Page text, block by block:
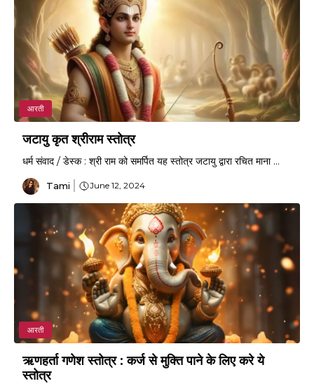
आरती
जटायु कृत श्रीराम स्तोत्र
धर्म संवाद / डेस्क : श्री राम को समर्पित यह स्तोत्र जटायु द्वारा रचित माना ...
Tami June 12, 2024
आरती
ऋणहर्ता गणेश स्तोत्र : कर्ज से मुक्ति पाने के लिए करे ये
स्तोत्र